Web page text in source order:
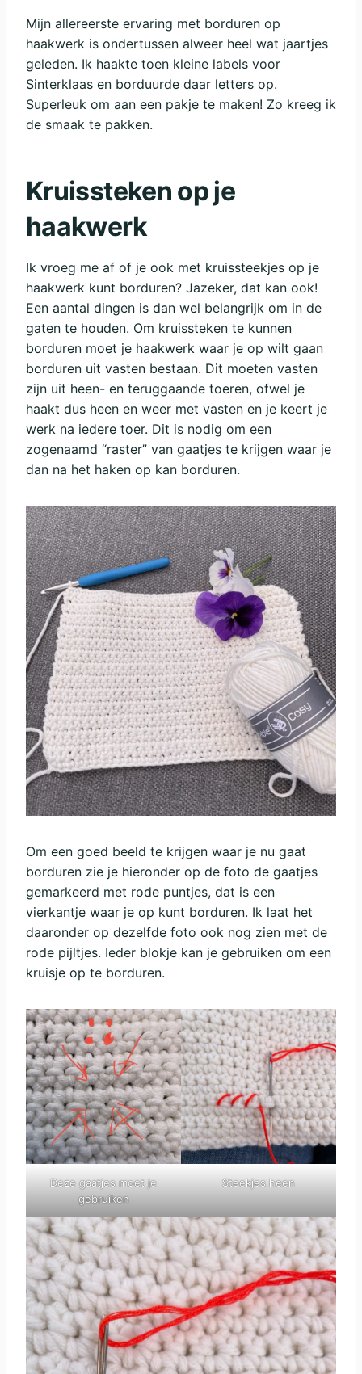
Mijn allereerste ervaring met borduren op
haakwerk is ondertussen alweer heel wat jaartjes
geleden. Ik haakte toen kleine labels voor
Sinterklaas en borduurde daar letters op.
Superleuk om aan een pakje te maken! Zo kreeg ik
de smaak te pakken.
Kruissteken op je
haakwerk
Ik vroeg me af of je ook met kruissteekjes op je
haakwerk kunt borduren? Jazeker, dat kan ook!
Een aantal dingen is dan wel belangrijk om in de
gaten te houden. Om kruissteken te kunnen
borduren moet je haakwerk waar je op wilt gaan
borduren uit vasten bestaan. Dit moeten vasten
zijn uit heen- en teruggaande toeren, ofwel je
haakt dus heen en weer met vasten en je keert je
werk na iedere toer. Dit is nodig om een
zogenaamd “raster” van gaatjes te krijgen waar je
dan na het haken op kan borduren.
Om een goed beeld te krijgen waar je nu gaat
borduren zie je hieronder op de foto de gaatjes
gemarkeerd met rode puntjes, dat is een
vierkantje waar je op kunt borduren. Ik laat het
daaronder op dezelfde foto ook nog zien met de
rode pijltjes. Ieder blokje kan je gebruiken om een
kruisje op te borduren.
Deze gaatjes moet je
gebruiken
Steekjes heen